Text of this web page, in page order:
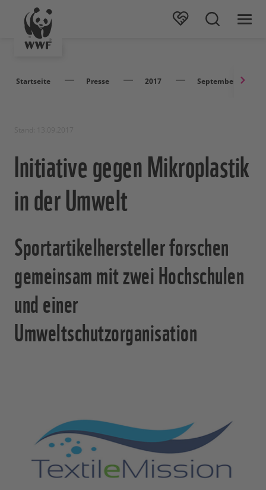
Startseite Presse 2017 September
Initiative gegen Mikroplastik
in der Umwelt
Sportartikelhersteller forschen
gemeinsam mit zwei Hochschulen
und einer
Umweltschutzorganisation